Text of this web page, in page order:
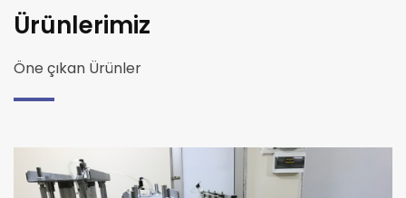
Ürünlerimiz
Öne çıkan Ürünler